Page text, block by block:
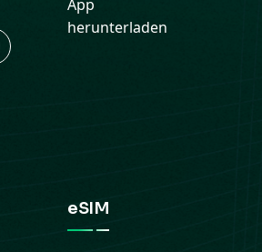
App
herunterladen
eSIM